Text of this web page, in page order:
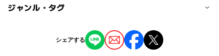
子供の料金
ジャンル・タグ
シェアする